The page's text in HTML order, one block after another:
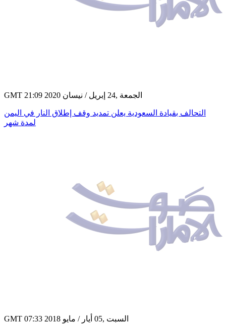
GMT 21:09 2020 الجمعة ,24 إبريل / نيسان
التحالف بقيادة السعودية يعلن تمديد وقف إطلاق النار في اليمن
لمدة شهر
GMT 07:33 2018 السبت ,05 أيار / مايو